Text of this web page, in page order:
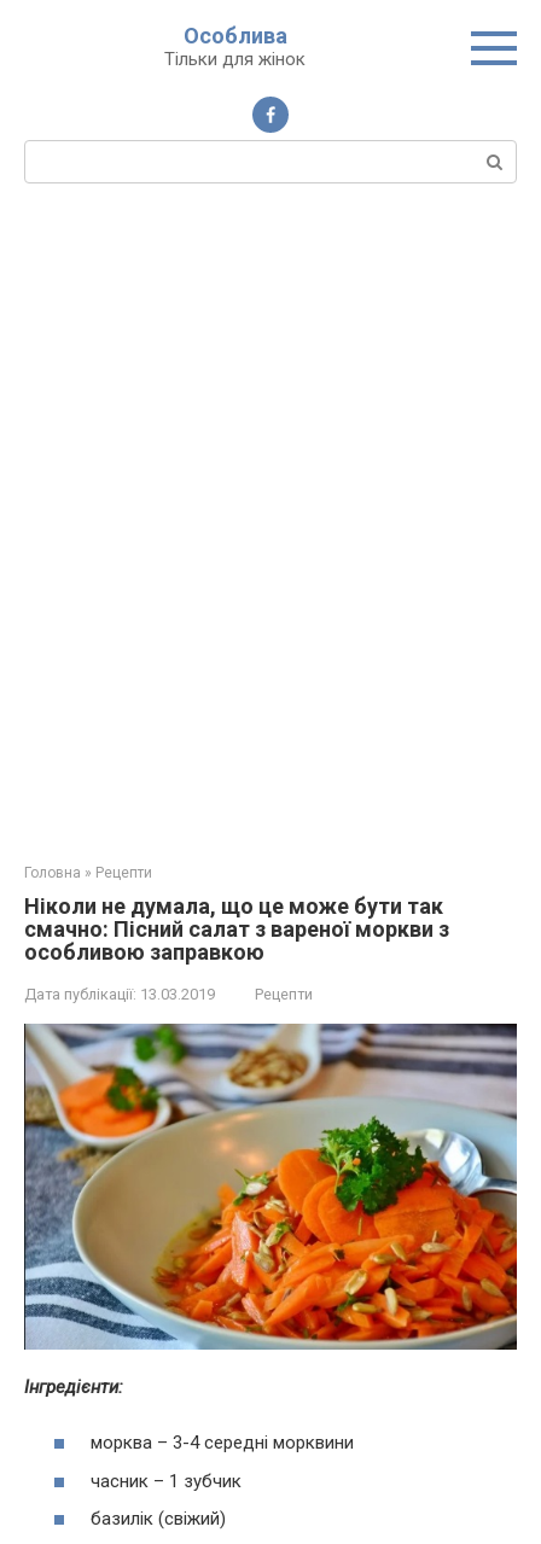
Особлива
Тільки для жінок
Пошук:
Головна » Рецепти
Ніколи не думала, що це може бути так
смачно: Пісний салат з вареної моркви з
особливою заправкою
Дата публікації: 13.03.2019 Рецепти
Інгредієнти:
морква – 3-4 середні морквини
часник – 1 зубчик
базилік (свіжий)